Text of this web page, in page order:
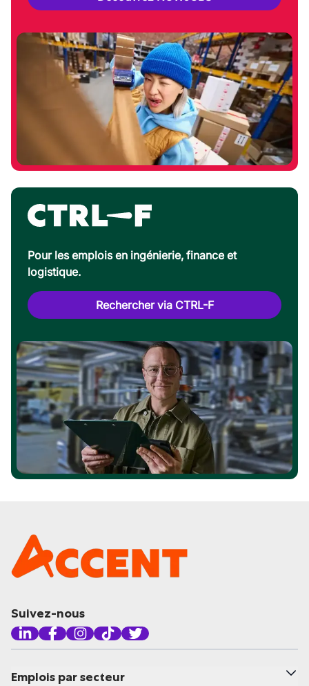
Pour les emplois en ingénierie, finance et
logistique.
Rechercher via CTRL-F
Suivez-nous
Emplois par secteur